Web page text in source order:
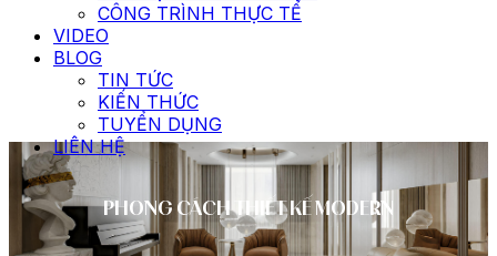
CÔNG TRÌNH THỰC TẾ
VIDEO
BLOG
TIN TỨC
KIẾN THỨC
TUYỂN DỤNG
LIÊN HỆ
PHONG CÁCH THIẾT KẾ MODERN